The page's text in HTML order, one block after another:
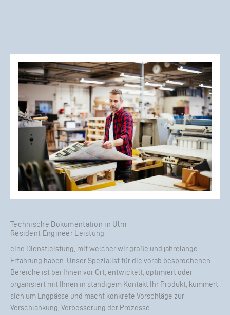
Technische Dokumentation in Ulm
Resident Engineer Leistung
eine Dienstleistung, mit welcher wir große und jahrelange
Erfahrung haben. Unser Spezialist für die vorab besprochenen
Bereiche ist bei Ihnen vor Ort, entwickelt, optimiert oder
organisiert mit Ihnen in ständigem Kontakt Ihr Produkt, kümmert
sich um Engpässe und macht konkrete Vorschläge zur
Verschlankung, Verbesserung der Prozesse …